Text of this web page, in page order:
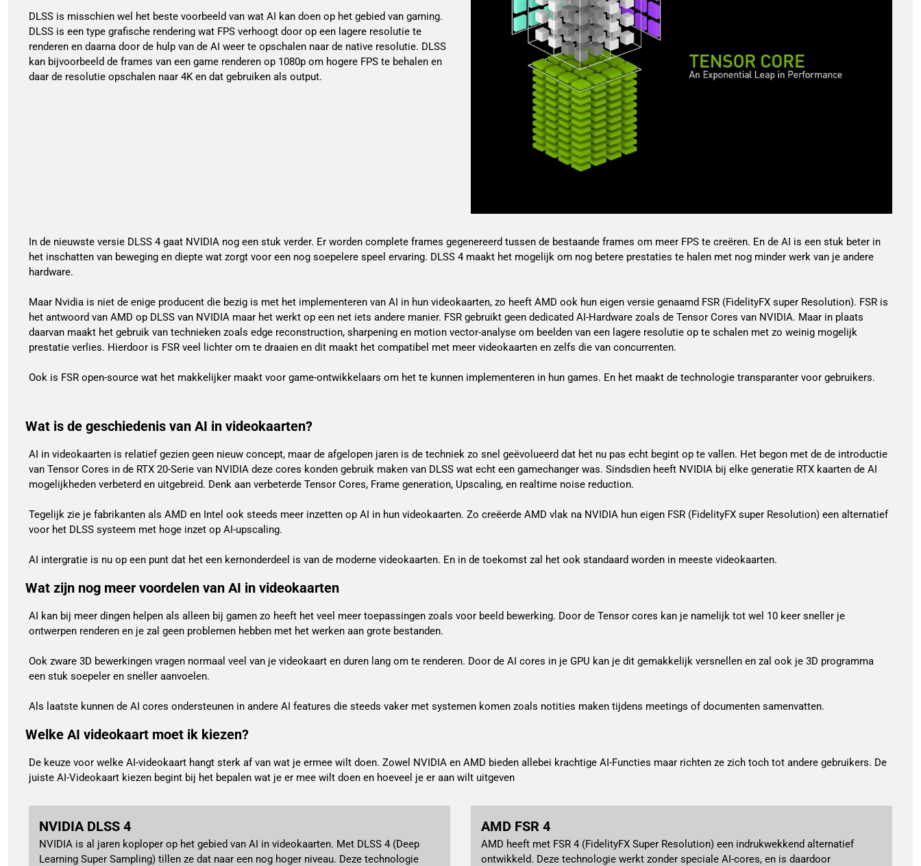
DLSS is misschien wel het beste voorbeeld van wat AI kan doen op het gebied van gaming.
DLSS is een type grafische rendering wat FPS verhoogt door op een lagere resolutie te
renderen en daarna door de hulp van de AI weer te opschalen naar de native resolutie. DLSS
kan bijvoorbeeld de frames van een game renderen op 1080p om hogere FPS te behalen en
daar de resolutie opschalen naar 4K en dat gebruiken als output.
In de nieuwste versie DLSS 4 gaat NVIDIA nog een stuk verder. Er worden complete frames gegenereerd tussen de bestaande frames om meer FPS te creëren. En de AI is een stuk beter in
het inschatten van beweging en diepte wat zorgt voor een nog soepelere speel ervaring. DLSS 4 maakt het mogelijk om nog betere prestaties te halen met nog minder werk van je andere
hardware.
Maar Nvidia is niet de enige producent die bezig is met het implementeren van AI in hun videokaarten, zo heeft AMD ook hun eigen versie genaamd FSR (FidelityFX super Resolution). FSR is
het antwoord van AMD op DLSS van NVIDIA maar het werkt op een net iets andere manier. FSR gebruikt geen dedicated AI-Hardware zoals de Tensor Cores van NVIDIA. Maar in plaats
daarvan maakt het gebruik van technieken zoals edge reconstruction, sharpening en motion vector-analyse om beelden van een lagere resolutie op te schalen met zo weinig mogelijk
prestatie verlies. Hierdoor is FSR veel lichter om te draaien en dit maakt het compatibel met meer videokaarten en zelfs die van concurrenten.
Ook is FSR open-source wat het makkelijker maakt voor game-ontwikkelaars om het te kunnen implementeren in hun games. En het maakt de technologie transparanter voor gebruikers.
NVIDIA DLSS 4
NVIDIA is al jaren koploper op het gebied van AI in videokaarten. Met DLSS 4 (Deep
Learning Super Sampling) tillen ze dat naar een nog hoger niveau. Deze technologie
AMD FSR 4
AMD heeft met FSR 4 (FidelityFX Super Resolution) een indrukwekkend alternatief
ontwikkeld. Deze technologie werkt zonder speciale AI-cores, en is daardoor
De keuze voor welke AI-videokaart hangt sterk af van wat je ermee wilt doen. Zowel NVIDIA en AMD bieden allebei krachtige AI-Functies maar richten ze zich toch tot andere gebruikers. De
juiste AI-Videokaart kiezen begint bij het bepalen wat je er mee wilt doen en hoeveel je er aan wilt uitgeven
Welke AI videokaart moet ik kiezen?
AI kan bij meer dingen helpen als alleen bij gamen zo heeft het veel meer toepassingen zoals voor beeld bewerking. Door de Tensor cores kan je namelijk tot wel 10 keer sneller je
ontwerpen renderen en je zal geen problemen hebben met het werken aan grote bestanden.
Ook zware 3D bewerkingen vragen normaal veel van je videokaart en duren lang om te renderen. Door de AI cores in je GPU kan je dit gemakkelijk versnellen en zal ook je 3D programma
een stuk soepeler en sneller aanvoelen.
Als laatste kunnen de AI cores ondersteunen in andere AI features die steeds vaker met systemen komen zoals notities maken tijdens meetings of documenten samenvatten.
Wat zijn nog meer voordelen van AI in videokaarten
AI in videokaarten is relatief gezien geen nieuw concept, maar de afgelopen jaren is de techniek zo snel geëvolueerd dat het nu pas echt begint op te vallen. Het begon met de de introductie
van Tensor Cores in de RTX 20-Serie van NVIDIA deze cores konden gebruik maken van DLSS wat echt een gamechanger was. Sindsdien heeft NVIDIA bij elke generatie RTX kaarten de AI
mogelijkheden verbeterd en uitgebreid. Denk aan verbeterde Tensor Cores, Frame generation, Upscaling, en realtime noise reduction.
Tegelijk zie je fabrikanten als AMD en Intel ook steeds meer inzetten op AI in hun videokaarten. Zo creëerde AMD vlak na NVIDIA hun eigen FSR (FidelityFX super Resolution) een alternatief
voor het DLSS systeem met hoge inzet op AI-upscaling.
AI intergratie is nu op een punt dat het een kernonderdeel is van de moderne videokaarten. En in de toekomst zal het ook standaard worden in meeste videokaarten.
Wat is de geschiedenis van AI in videokaarten?